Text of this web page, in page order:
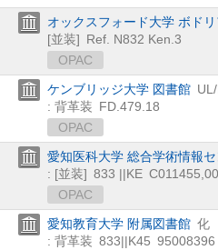
オックスフォード大学 ボド
[並装] Ref. N832 Ken.3
OPAC
ケンブリッジ大学 図書館
: 背革装 FD.479.18
OPAC
愛知医科大学 総合学術情報
: [並装] 833 ||KE
OPAC
愛知教育大学 附属図書館 化
: 背革装 833||K45 95008396